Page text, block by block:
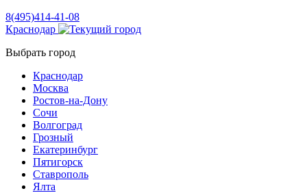
8(495)414-41-08
Краснодар
Выбрать город
Краснодар
Москва
Ростов-на-Дону
Сочи
Волгоград
Грозный
Екатеринбург
Пятигорск
Ставрополь
Ялта